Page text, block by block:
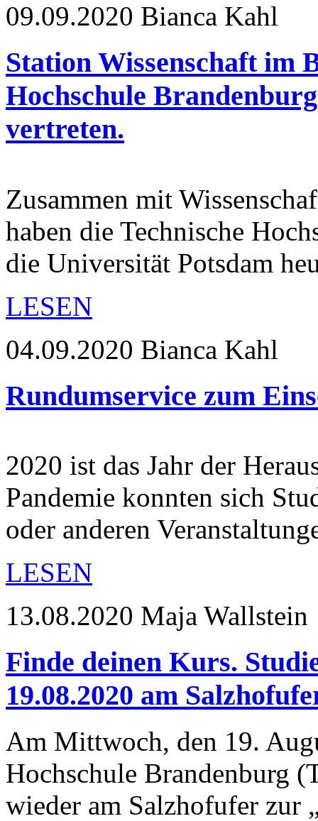
09.09.2020 Bianca Kahl
Station Wissenschaft im
Hochschule
vertreten.
Zusammen mit
haben die Technische
die Universität Potsdam
LESEN
04.09.2020 Bianca Kahl
Rundumservice zum
2020 ist das Jahr der
Pandemie konnten sich
oder anderen
LESEN
13.08.2020 Maja Wallstein
Finde deinen Kurs.
19.08.2020 am
Am Mittwoch, den 19.
Hochschule Brandenburg
wieder am Salzhofufer zur